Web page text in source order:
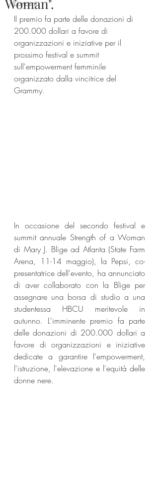
Concerti
Woman".
Il premio fa parte delle donazioni di
200.000 dollari a favore di
organizzazioni e iniziative per il
prossimo festival e summit
sull'empowerment femminile
organizzato dalla vincitrice del
Grammy.
In occasione del secondo festival e
summit annuale Strength of a Woman
di Mary J. Blige ad Atlanta (State Farm
Arena, 11-14 maggio), la Pepsi, co-
presentatrice dell'evento, ha annunciato
di aver collaborato con la Blige per
assegnare una borsa di studio a una
studentessa HBCU meritevole in
autunno. L'imminente premio fa parte
delle donazioni di 200.000 dollari a
favore di organizzazioni e iniziative
dedicate a garantire l'empowerment,
l'istruzione, l'elevazione e l'equità delle
donne nere.